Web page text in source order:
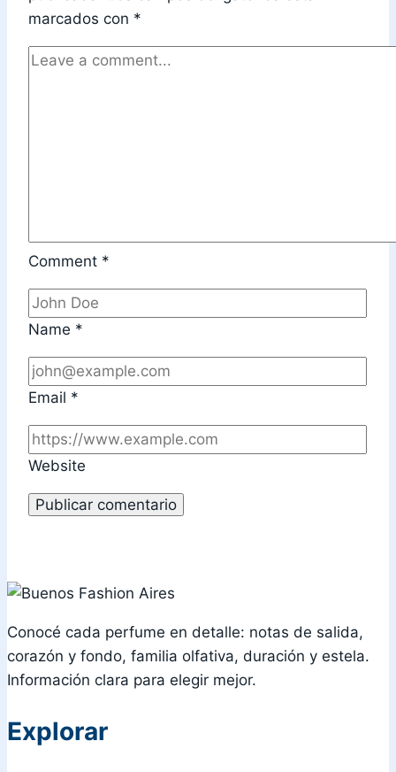
marcados con *
Comment *
Name *
Email *
Website
Conocé cada perfume en detalle: notas de salida,
corazón y fondo, familia olfativa, duración y estela.
Información clara para elegir mejor.
Explorar